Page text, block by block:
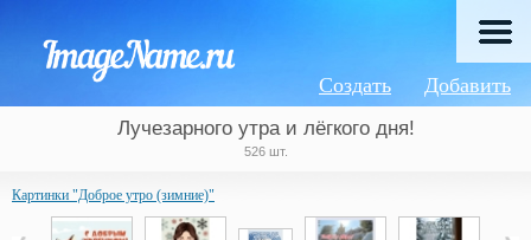
Добавить
Создать
Лучезарного утра и лёгкого дня!
526 шт.
Картинки "Доброе утро (зимние)"